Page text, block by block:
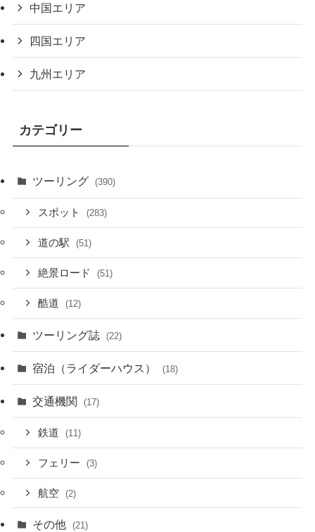
中国エリア
四国エリア
九州エリア
カテゴリー
ツーリング (390)
スポット (283)
道の駅 (51)
絶景ロード (51)
酷道 (12)
ツーリング誌 (22)
宿泊（ライダーハウス） (18)
交通機関 (17)
鉄道 (11)
フェリー (3)
航空 (2)
その他 (21)